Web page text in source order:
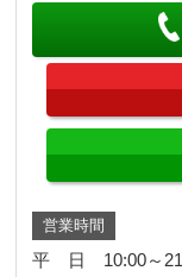
営業時間
平 日 10:00～